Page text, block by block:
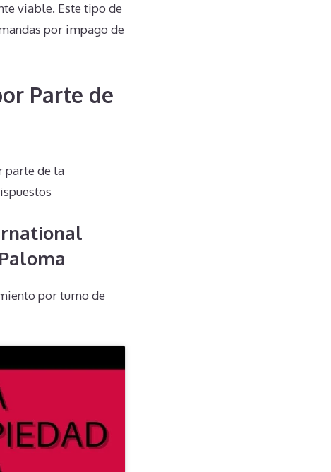
viable. Este tipo de
por impago de
Parte de
parte de la
por turno de